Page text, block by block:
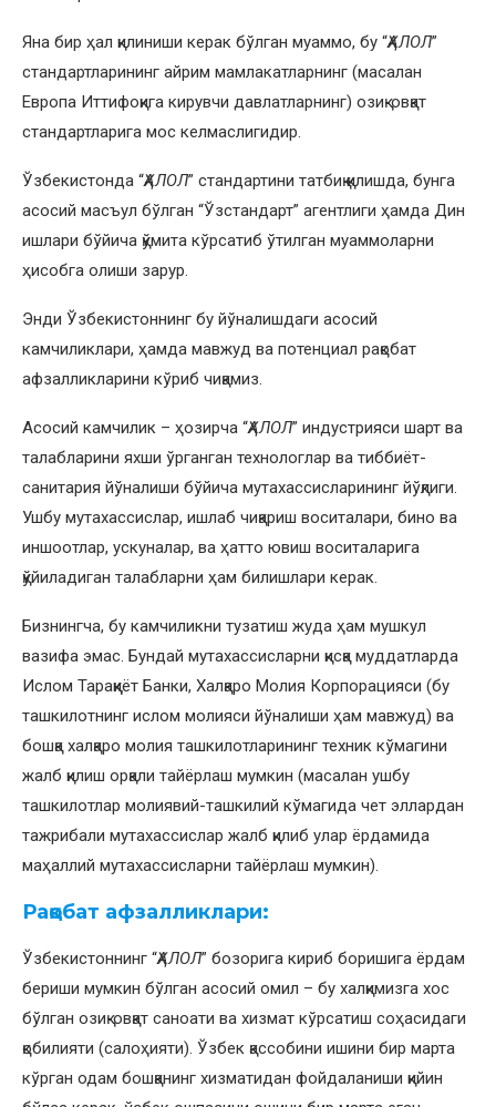
Яна бир ҳал қилиниши керак бўлган муаммо, бу “ҲАЛОЛ”
стандартларининг айрим мамлакатларнинг (масалан
Европа Иттифоқига кирувчи давлатларнинг) озиқ-овқат
стандартларига мос келмаслигидир.
Ўзбекистонда “ҲАЛОЛ” стандартини татбиқ қилишда, бунга
асосий масъул бўлган “Ўзстандарт” агентлиги ҳамда Дин
ишлари бўйича қўмита кўрсатиб ўтилган муаммоларни
ҳисобга олиши зарур.
Энди Ўзбекистоннинг бу йўналишдаги асосий
камчиликлари, ҳамда мавжуд ва потенциал рақобат
афзалликларини кўриб чиқамиз.
Асосий камчилик – ҳозирча “ҲАЛОЛ” индустрияси шарт ва
талабларини яхши ўрганган технологлар ва тиббиёт-
санитария йўналиши бўйича мутахассисларининг йўқлиги.
Ушбу мутахассислар, ишлаб чиқариш воситалари, бино ва
иншоотлар, ускуналар, ва ҳатто ювиш воситаларига
қўйиладиган талабларни ҳам билишлари керак.
Бизнингча, бу камчиликни тузатиш жуда ҳам мушкул
вазифа эмас. Бундай мутахассисларни қисқа муддатларда
Ислом Тараққиёт Банки, Халқаро Молия Корпорацияси (бу
ташкилотнинг ислом молияси йўналиши ҳам мавжуд) ва
бошқа халқаро молия ташкилотларининг техник кўмагини
жалб қилиш орқали тайёрлаш мумкин (масалан ушбу
ташкилотлар молиявий-ташкилий кўмагида чет эллардан
тажрибали мутахассислар жалб қилиб улар ёрдамида
маҳаллий мутахассисларни тайёрлаш мумкин).
Рақобат афзалликлари:
Ўзбекистоннинг “ҲАЛОЛ” бозорига кириб боришига ёрдам
бериши мумкин бўлган асосий омил – бу халқимизга хос
бўлган озиқ-овқат саноати ва хизмат кўрсатиш соҳасидаги
қобилияти (салоҳияти). Ўзбек қассобини ишини бир марта
кўрган одам бошқанинг хизматидан фойдаланиши қийин